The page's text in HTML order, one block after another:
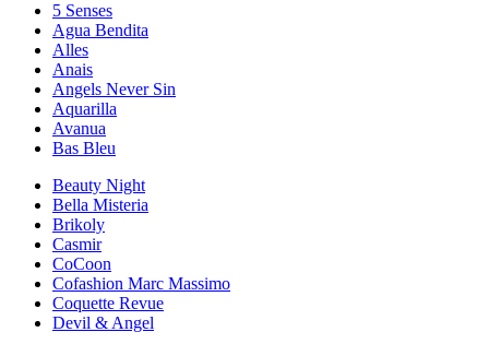
5 Senses
Agua Bendita
Alles
Anais
Angels Never Sin
Aquarilla
Avanua
Bas Bleu
Beauty Night
Bella Misteria
Brikoly
Casmir
CoCoon
Cofashion Marc Massimo
Coquette Revue
Devil & Angel